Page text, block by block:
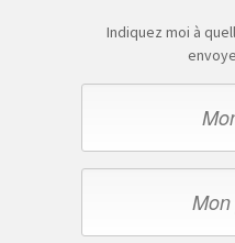
Indiquez moi à